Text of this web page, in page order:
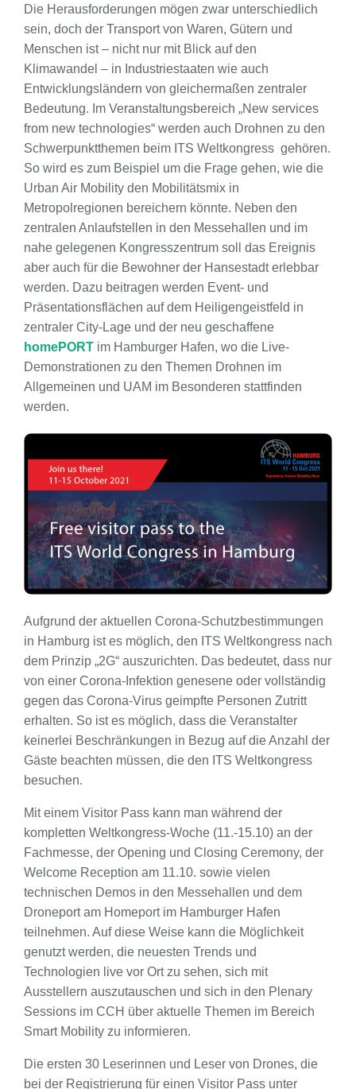
Die Herausforderungen mögen zwar unterschiedlich
sein, doch der Transport von Waren, Gütern und
Menschen ist – nicht nur mit Blick auf den
Klimawandel – in Industriestaaten wie auch
Entwicklungsländern von gleichermaßen zentraler
Bedeutung. Im Veranstaltungsbereich „New services
from new technologies“ werden auch Drohnen zu den
Schwerpunktthemen beim ITS Weltkongress gehören.
So wird es zum Beispiel um die Frage gehen, wie die
Urban Air Mobility den Mobilitätsmix in
Metropolregionen bereichern könnte. Neben den
zentralen Anlaufstellen in den Messehallen und im
nahe gelegenen Kongresszentrum soll das Ereignis
aber auch für die Bewohner der Hansestadt erlebbar
werden. Dazu beitragen werden Event- und
Präsentationsflächen auf dem Heiligengeistfeld in
zentraler City-Lage und der neu geschaffene
homePORT im Hamburger Hafen, wo die Live-
Demonstrationen zu den Themen Drohnen im
Allgemeinen und UAM im Besonderen stattfinden
werden.
Aufgrund der aktuellen Corona-Schutzbestimmungen
in Hamburg ist es möglich, den ITS Weltkongress nach
dem Prinzip „2G“ auszurichten. Das bedeutet, dass nur
von einer Corona-Infektion genesene oder vollständig
gegen das Corona-Virus geimpfte Personen Zutritt
erhalten. So ist es möglich, dass die Veranstalter
keinerlei Beschränkungen in Bezug auf die Anzahl der
Gäste beachten müssen, die den ITS Weltkongress
besuchen.
Mit einem Visitor Pass kann man während der
kompletten Weltkongress-Woche (11.-15.10) an der
Fachmesse, der Opening und Closing Ceremony, der
Welcome Reception am 11.10. sowie vielen
technischen Demos in den Messehallen und dem
Droneport am Homeport im Hamburger Hafen
teilnehmen. Auf diese Weise kann die Möglichkeit
genutzt werden, die neuesten Trends und
Technologien live vor Ort zu sehen, sich mit
Ausstellern auszutauschen und sich in den Plenary
Sessions im CCH über aktuelle Themen im Bereich
Smart Mobility zu informieren.
Die ersten 30 Leserinnen und Leser von Drones, die
bei der Registrierung für einen Visitor Pass unter